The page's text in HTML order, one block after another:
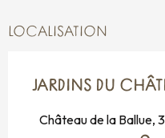
LOCALISATION
JARDINS DU
Château de la Ballue,